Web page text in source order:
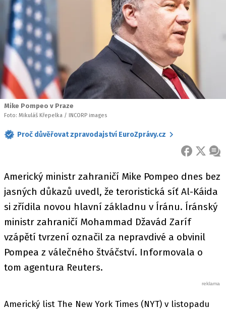
Mike Pompeo v Praze
Foto: Mikuláš Křepelka / INCORP images
Proč důvěřovat zpravodajství EuroZprávy.cz
FACEBOOK
X
Americký ministr zahraničí Mike Pompeo dnes bez
jasných důkazů uvedl, že teroristická síť Al-Káida
si zřídila novou hlavní základnu v Íránu. Íránský
ministr zahraničí Mohammad Džavád Zaríf
vzápětí tvrzení označil za nepravdivé a obvinil
Pompea z válečného štváčství. Informovala o
tom agentura Reuters.
Americký list The New York Times (NYT) v listopadu